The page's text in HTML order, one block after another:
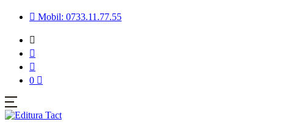
Mobil: 0733.11.77.55
0